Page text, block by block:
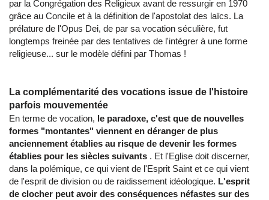
par la Congrégation des Religieux avant de ressurgir en 1970
grâce au Concile et à la définition de l'apostolat des laïcs. La
prélature de l'Opus Dei, de par sa vocation séculière, fut
longtemps freinée par des tentatives de l'intégrer à une forme
religieuse... sur le modèle défini par Thomas !
La complémentarité des vocations issue de l'histoire
parfois mouvementée
En terme de vocation, le paradoxe, c'est que de nouvelles
formes "montantes" viennent en déranger de plus
anciennement établies au risque de devenir les formes
établies pour les siècles suivants . Et l'Eglise doit discerner,
dans la polémique, ce qui vient de l'Esprit Saint et ce qui vient
de l'esprit de division ou de raidissement idéologique. L'esprit
de clocher peut avoir des conséquences néfastes sur des